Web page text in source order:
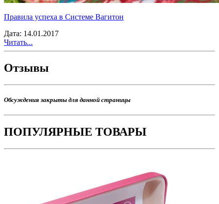
Правила успеха в Системе Вагитон
Дата: 14.01.2017
Читать...
Отзывы
Обсуждения закрыты для данной страницы
ПОПУЛЯРНЫЕ ТОВАРЫ